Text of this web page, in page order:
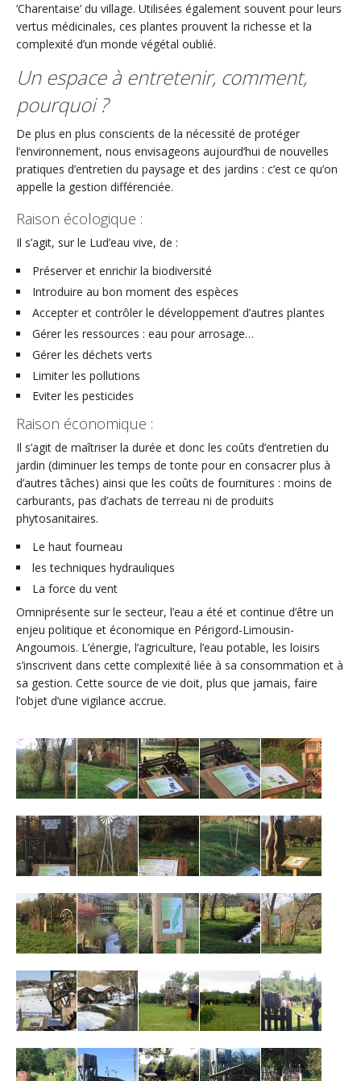
‘Charentaise’ du village. Utilisées également souvent pour leurs
vertus médicinales, ces plantes prouvent la richesse et la
complexité d’un monde végétal oublié.
Un espace à entretenir, comment,
pourquoi ?
De plus en plus conscients de la nécessité de protéger
l’environnement, nous envisageons aujourd’hui de nouvelles
pratiques d’entretien du paysage et des jardins : c’est ce qu’on
appelle la gestion différenciée.
Raison écologique :
Il s’agit, sur le Lud’eau vive, de :
Préserver et enrichir la biodiversité
Introduire au bon moment des espèces
Accepter et contrôler le développement d’autres plantes
Gérer les ressources : eau pour arrosage…
Gérer les déchets verts
Limiter les pollutions
Eviter les pesticides
Raison économique :
Il s’agit de maîtriser la durée et donc les coûts d’entretien du
jardin (diminuer les temps de tonte pour en consacrer plus à
d’autres tâches) ainsi que les coûts de fournitures : moins de
carburants, pas d’achats de terreau ni de produits
phytosanitaires.
Le haut fourneau
les techniques hydrauliques
La force du vent
Omniprésente sur le secteur, l’eau a été et continue d’être un
enjeu politique et économique en Périgord-Limousin-
Angoumois. L’énergie, l’agriculture, l’eau potable, les loisirs
s’inscrivent dans cette complexité liée à sa consommation et à
sa gestion. Cette source de vie doit, plus que jamais, faire
l’objet d’une vigilance accrue.